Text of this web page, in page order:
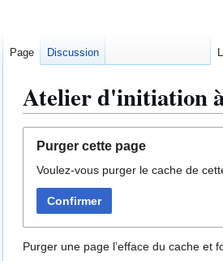
Atelier d'initiation
navigation
recherche
Purger cette page
Voulez-vous purger le cache de
Confirmer
Purger une page l’efface du cache et
Page Discussion